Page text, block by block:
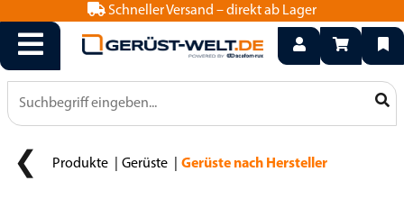
Schneller Versand – direkt ab Lager
0800 15 50 550
info@geruest-welt.de
Produkte Gerüste Gerüste nach Hersteller